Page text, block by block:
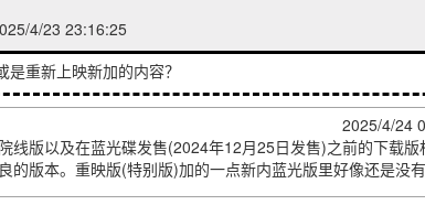
4/23 23:16:25
重新上映新加的内容？
2025/4/24
线版以及在蓝光碟发售(2024年12月25日发售)之前的下载版
的版本。重映版(特别版)加的一点新内蓝光版里好像还是没有